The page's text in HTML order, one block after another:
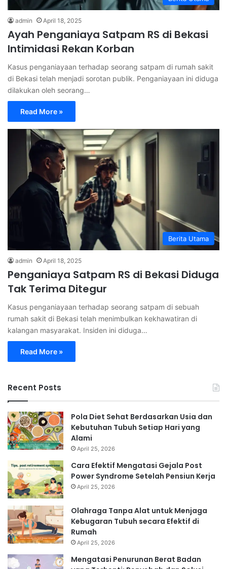
admin April 18, 2025
Ayah Penganiaya Satpam RS di Bekasi
Intimidasi Rekan Korban
Kasus penganiayaan terhadap seorang satpam di rumah sakit
di Bekasi telah menjadi sorotan publik. Penganiayaan ini diduga
dilakukan oleh seorang…
Read More »
Berita Utama
admin April 18, 2025
Penganiaya Satpam RS di Bekasi Diduga
Tak Terima Ditegur
Kasus penganiayaan terhadap seorang satpam di sebuah
rumah sakit di Bekasi telah menimbulkan kekhawatiran di
kalangan masyarakat. Insiden ini diduga…
Read More »
Recent Posts
Pola Diet Sehat Berdasarkan Usia dan
Kebutuhan Tubuh Setiap Hari yang
Alami
April 25, 2026
Cara Efektif Mengatasi Gejala Post
Power Syndrome Setelah Pensiun Kerja
April 25, 2026
Olahraga Tanpa Alat untuk Menjaga
Kebugaran Tubuh secara Efektif di
Rumah
April 25, 2026
Mengatasi Penurunan Berat Badan